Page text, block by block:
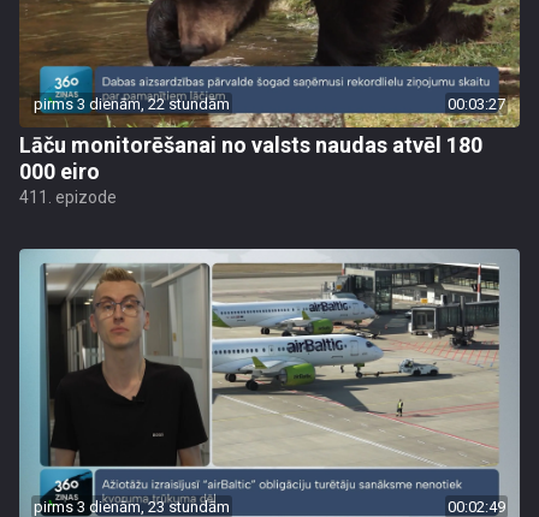
pirms 3 dienām, 22 stundām 00:03:27
Lāču monitorēšanai no valsts naudas atvēl 180
000 eiro
411. epizode
pirms 3 dienām, 23 stundām 00:02:49